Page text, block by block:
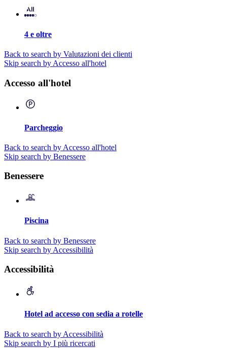
4 e oltre
Back to search by Valutazioni dei clienti
Skip search by Accesso all'hotel
Accesso all'hotel
Parcheggio
Back to search by Accesso all'hotel
Skip search by Benessere
Benessere
Piscina
Back to search by Benessere
Skip search by Accessibilità
Accessibilità
Hotel ad accesso con sedia a rotelle
Back to search by Accessibilità
Skip search by I più ricercati